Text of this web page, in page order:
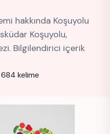
hakkında Koşuyolu
Koşuyolu,
Bilgilendirici içerik
684 kelime